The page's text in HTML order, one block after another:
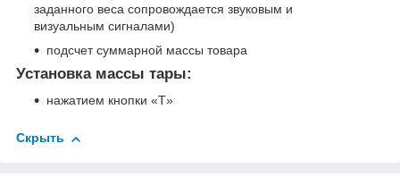
заданного веса сопровождается звуковым и
визуальным сигналами)
подсчет суммарной массы товара
Установка массы тары:
нажатием кнопки «T»
Скрыть